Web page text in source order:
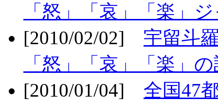
「怒」「哀」「楽」
[2010/02/02] 宇留斗
「怒」「哀」「楽」
[2010/01/04] 全国47